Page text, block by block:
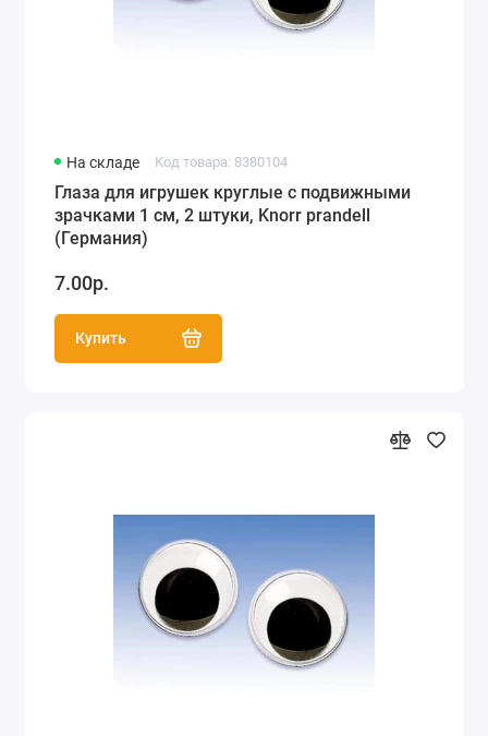
На складе Код товара: 8380104
Глаза для игрушек круглые с подвижными
зрачками 1 см, 2 штуки, Knorr prandell
(Германия)
7.00р.
Купить